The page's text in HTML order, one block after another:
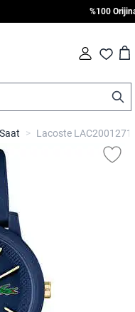
%100 Orijinal
Fav Cart
> Lacoste LAC2001271